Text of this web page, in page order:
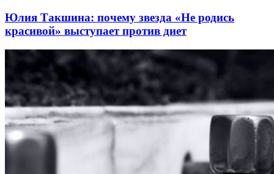
Юлия Такшина: почему звезда «Не родись
красивой» выступает против диет